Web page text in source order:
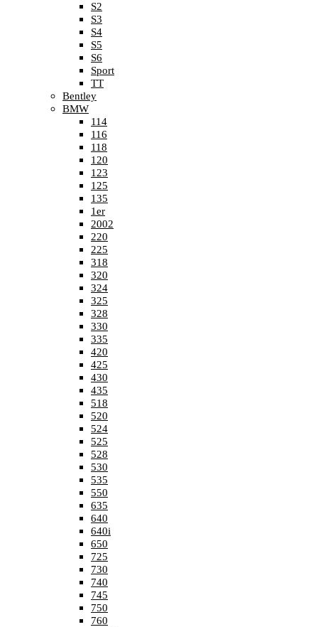
S2
S3
S4
S5
S6
Sport
TT
Bentley
BMW
114
116
118
120
123
125
135
1er
2002
220
225
318
320
324
325
328
330
335
420
425
430
435
518
520
524
525
528
530
535
550
635
640
640i
650
725
730
740
745
750
760